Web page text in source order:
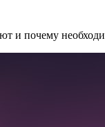
и почему